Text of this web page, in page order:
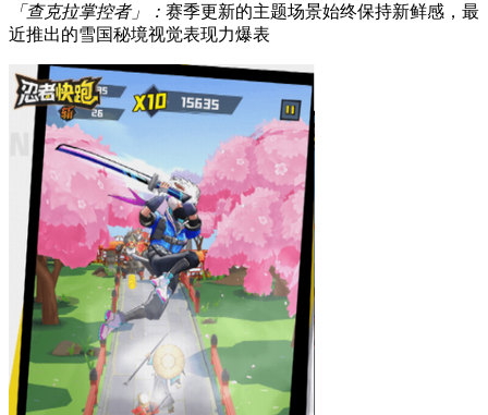
「查克拉掌控者」： 赛季更新的主题场景始终保持新鲜感，最
近推出的雪国秘境视觉表现力爆表